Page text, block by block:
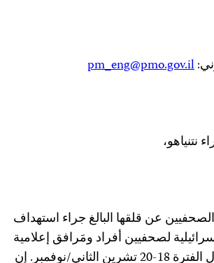
pm_eng@pmo.gov.il
نتنياهو،
عن قلقها البالغ جراء استهداف
لصحفيين أفراد ومَرافق إعلامية
في قطاع غزة خلال الفترة 18-20 تشرين الثاني/نوفمبر. إن